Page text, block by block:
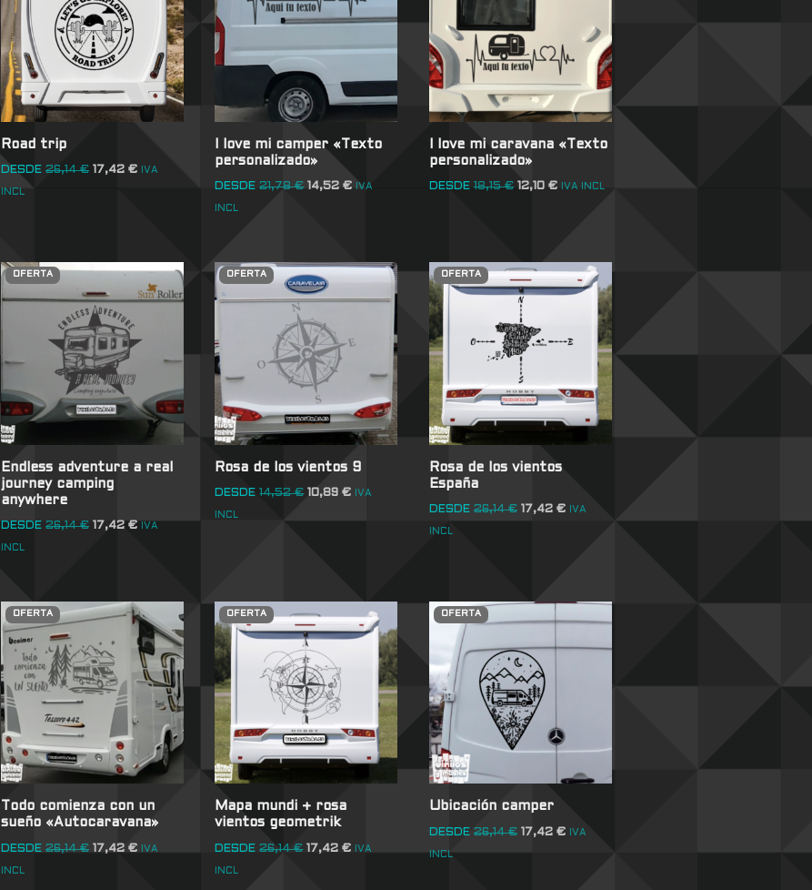
Road trip
DESDE 26,14€ 17,42€ IVA
INCL
I love mi camper «Texto
personalizado»
DESDE 21,78€ 14,52€ IVA
INCL
I love mi caravana «Texto
personalizado»
DESDE 18,15€ 12,10 € IVA INCL
OFERTA
Endless adventure a real
journey camping
anywhere
DESDE 26,14€ 17,42€ IVA
INCL
OFERTA
Rosa de los vientos 9
DESDE 14,52€ 10,89€ IVA
INCL
OFERTA
Rosa de los vientos
España
DESDE 26,14€ 17,42 € IVA
INCL
OFERTA
Todo comienza con un
sueño «Autocaravana»
DESDE 26,14€ 17,42€ IVA
INCL
OFERTA
Mapa mundi + rosa
vientos geometrik
DESDE 26,14€ 17,42€ IVA
INCL
OFERTA
Ubicación camper
DESDE 26,14€ 17,42 € IVA
INCL